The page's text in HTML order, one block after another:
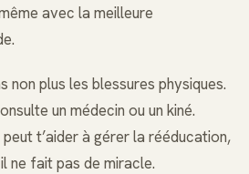
avec la meilleure
non plus les blessures physiques.
un médecin ou un kiné.
t’aider à gérer la rééducation,
ne fait pas de miracle.